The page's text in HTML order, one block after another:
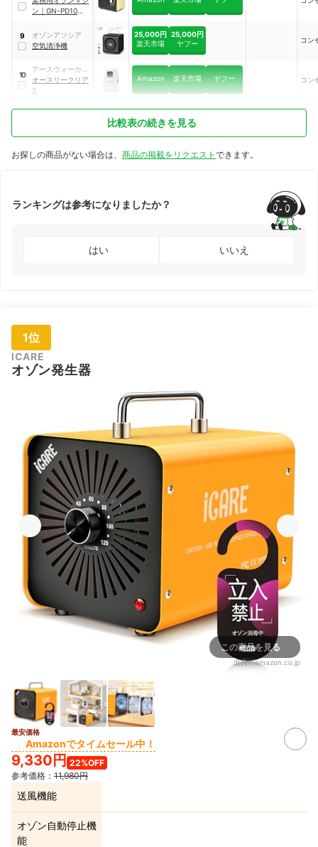
ン ｜ GN-PD10M-
9
オゾンアソシア
空気清浄機
25,000円
楽天市場
25,000円
ヤフー
コン
10
アースウォーカー
トレーディング
オースリークリア
2
Amazon 楽天市場 ヤフー コン
比較表の続きを見る
お探しの商品がない場合は、 商品の掲載をリクエスト できます。
ランキングは参考になりましたか？
はい いいえ
1位
ICARE
オゾン発生器
この商品を見る
出典：amazon.co.jp
最安価格
Amazonでタイムセール中！
9,330円 22%OFF
参考価格： 11,980円
送風機能
オゾン自動停止機
能